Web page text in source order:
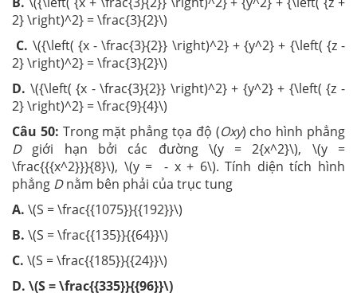
2} \right)^2} = \frac{3}{2}\)
C. \({\left( {x - \frac{3}{2}} \right)^2} + {y^2} + {\left( {z -
2} \right)^2} = \frac{3}{2}\)
D. \({\left( {x - \frac{3}{2}} \right)^2} + {y^2} + {\left( {z -
2} \right)^2} = \frac{9}{4}\)
Câu 50: Trong mặt phẳng tọa độ (Oxy) cho hình phẳng
D giới hạn bởi các đường \(y = 2{x^2}\), \(y =
\frac{{{x^2}}}{8}\), \(y = - x + 6\). Tính diện tích hình
phẳng Dnằm bên phải của trục tung
A. \(S = \frac{{1075}}{{192}}\)
B. \(S = \frac{{135}}{{64}}\)
C. \(S = \frac{{185}}{{24}}\)
D. \(S = \frac{{335}}{{96}}\)